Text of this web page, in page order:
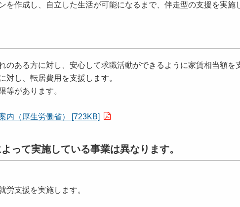
を作成し、自立した生活が可能になるまで、伴走型の支援を実施
のある方に対し、安心して求職活動ができるように家賃相当額を
対し、転居費用を支援します。
等があります。
内（厚生労働省） [723KB]
って実施している事業は異なります。
労支援を実施します。